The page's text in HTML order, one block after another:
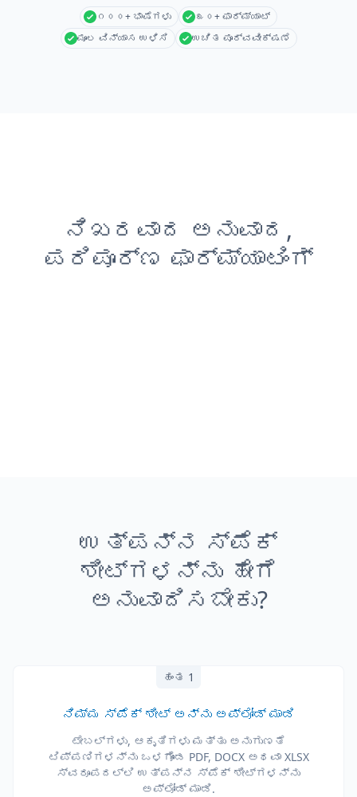
೧೦೦+ ಭಾಷೆಗಳು
೩೦+ ಫಾರ್ಮ್ಯಾಟ್
ಮೂಲ ವಿನ್ಯಾಸ ಉಳಿಸಿ
ಉಚಿತ ಪೂರ್ವವೀಕ್ಷಣೆ
ನಿಖರವಾದ ಅನುವಾದ,
ಪರಿಪೂರ್ಣ ಫಾರ್ಮ್ಯಾಟಿಂಗ್
ಉತ್ಪನ್ನ ಸ್ಪೆಕ್
ಶೀಟ್‌ಗಳನ್ನು ಹೇಗೆ
ಅನುವಾದಿಸಬೇಕು?
ಹಂತ 1
ನಿಮ್ಮ ಸ್ಪೆಕ್ ಶೀಟ್ ಅನ್ನು ಅಪ್‌ಲೋಡ್ ಮಾಡಿ
ಟೇಬಲ್‌ಗಳು, ಆಕೃತಿಗಳು ಮತ್ತು ಅನುಗುಣತೆ
ಟಿಪ್ಪಣಿಗಳನ್ನು ಒಳಗೊಂಡ PDF, DOCX ಅಥವಾ XLSX
ಸ್ವರೂಪದಲ್ಲಿ ಉತ್ಪನ್ನ ಸ್ಪೆಕ್ ಶೀಟ್‌ಗಳನ್ನು
ಅಪ್‌ಲೋಡ್ ಮಾಡಿ.